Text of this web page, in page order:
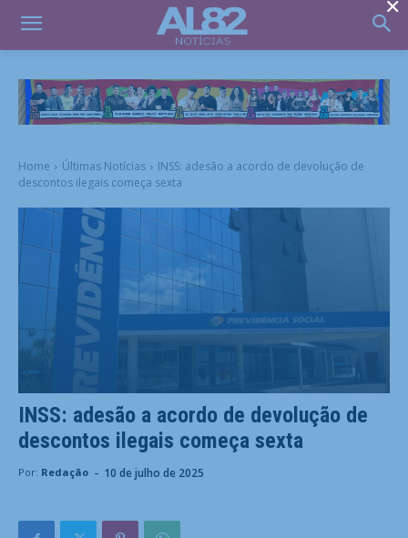
Home Últimas Notícias
INSS: adesão a acordo de devolução de
descontos ilegais começa sexta
INSS: adesão a acordo de devolução de
descontos ilegais começa sexta
Por: Redação - 10 de julho de 2025